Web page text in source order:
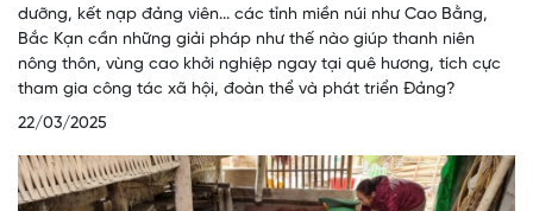
dưỡng, kết nạp đảng viên... các tỉnh miền núi như Cao Bằng,
Bắc Kạn cần những giải pháp như thế nào giúp thanh niên
nông thôn, vùng cao khởi nghiệp ngay tại quê hương, tích cực
tham gia công tác xã hội, đoàn thể và phát triển Đảng?
22/03/2025